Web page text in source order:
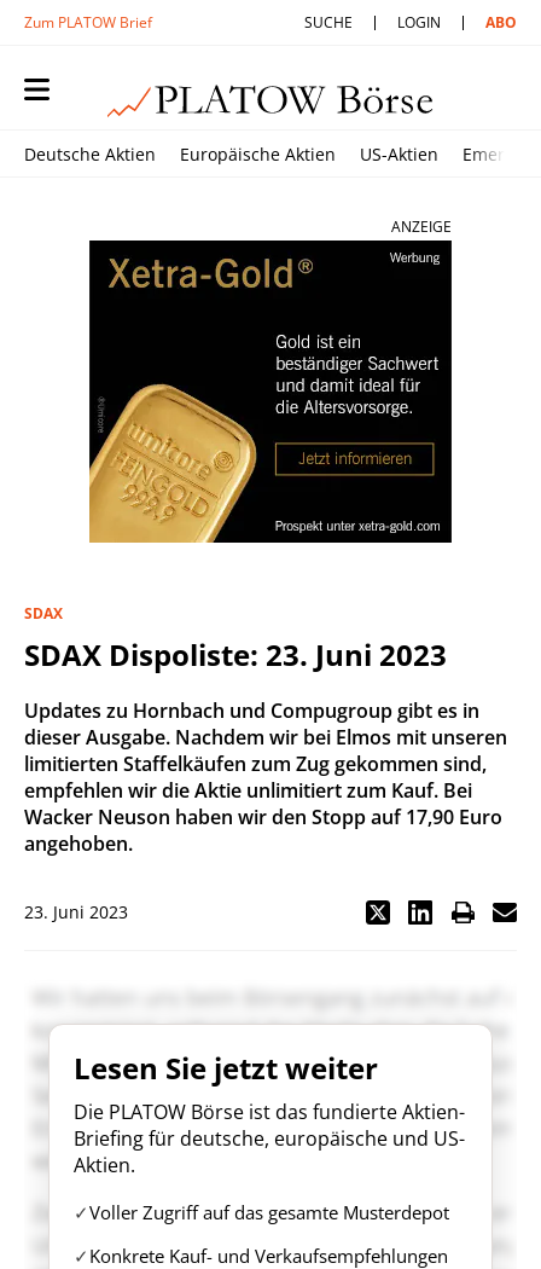
Zum PLATOW Brief SUCHE LOGIN ABO
Deutsche Aktien Europäische Aktien US-Aktien
ANZEIGE
SDAX
SDAX Dispoliste: 23. Juni 2023
Updates zu Hornbach und Compugroup gibt es in
dieser Ausgabe. Nachdem wir bei Elmos mit unseren
limitierten Staffelkäufen zum Zug gekommen sind,
empfehlen wir die Aktie unlimitiert zum Kauf. Bei
Wacker Neuson haben wir den Stopp auf 17,90 Euro
angehoben.
23. Juni 2023
Lesen Sie jetzt weiter
Die PLATOW Börse ist das fundierte Aktien-
Briefing für deutsche, europäische und US-
Aktien.
Voller Zugriff auf das gesamte Musterdepot
Konkrete Kauf- und Verkaufsempfehlungen